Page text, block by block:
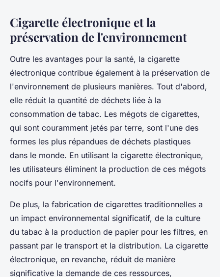
Cigarette électronique et la
préservation de l'environnement
Outre les avantages pour la santé, la cigarette
électronique contribue également à la préservation de
l'environnement de plusieurs manières. Tout d'abord,
elle réduit la quantité de déchets liée à la
consommation de tabac. Les mégots de cigarettes,
qui sont couramment jetés par terre, sont l'une des
formes les plus répandues de déchets plastiques
dans le monde. En utilisant la cigarette électronique,
les utilisateurs éliminent la production de ces mégots
nocifs pour l'environnement.
De plus, la fabrication de cigarettes traditionnelles a
un impact environnemental significatif, de la culture
du tabac à la production de papier pour les filtres, en
passant par le transport et la distribution. La cigarette
électronique, en revanche, réduit de manière
significative la demande de ces ressources,